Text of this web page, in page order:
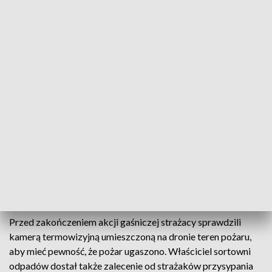
Przed zakończeniem akcji gaśniczej strażacy sprawdzili
kamerą termowizyjną umieszczoną na dronie teren pożaru,
aby mieć pewność, że pożar ugaszono. Właściciel sortowni
odpadów dostał także zalecenie od strażaków przysypania